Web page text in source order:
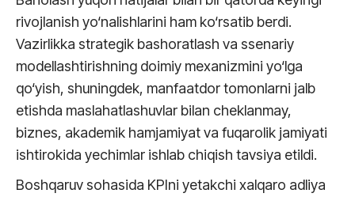
rivojlanish yo‘nalishlarini ham ko‘rsatib berdi.
Vazirlikka strategik bashoratlash va ssenariy
modellashtirishning doimiy mexanizmini yo‘lga
qo‘yish, shuningdek, manfaatdor tomonlarni jalb
etishda maslahatlashuvlar bilan cheklanmay,
biznes, akademik hamjamiyat va fuqarolik jamiyati
ishtirokida yechimlar ishlab chiqish tavsiya etildi.
Boshqaruv sohasida KPIni yetakchi xalqaro adliya